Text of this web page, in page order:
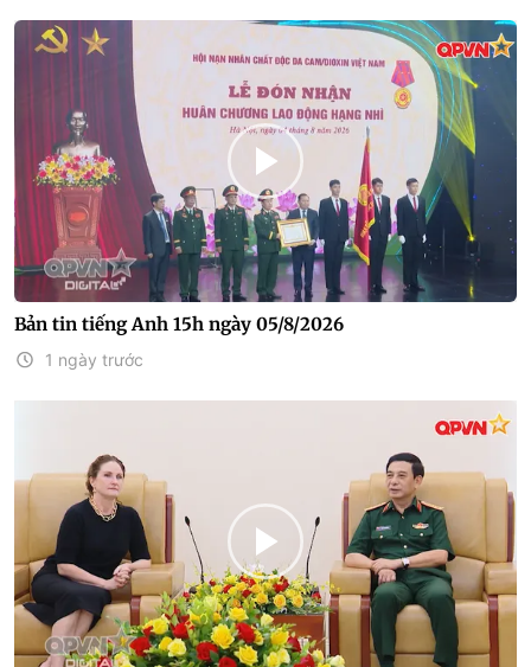
Bản tin tiếng Anh 15h ngày 05/8/2026
1 ngày trước